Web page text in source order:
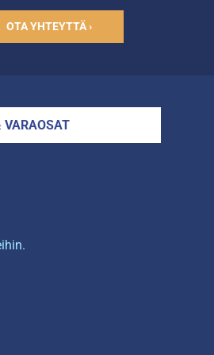
OTA YHTEYTTÄ ›
VARAOSAT